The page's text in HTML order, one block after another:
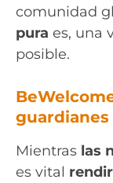
comunidad
pura es, una
posible.
guardianes
Mientras las
es vital